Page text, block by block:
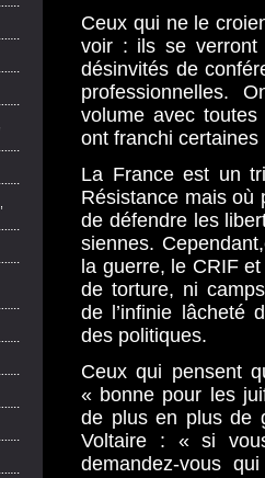
Ceux qui ne le
voir : ils se verront
désinvités de
professionnelles.
volume avec
ont franchi
La France est un
Résistance mais où
de défendre les
siennes.
la guerre, le CRIF
de torture, ni
de l’infinie lâcheté
des politiques.
Ceux qui pensent
« bonne pour les
de plus en plus de
Voltaire : « si
demandez-vous